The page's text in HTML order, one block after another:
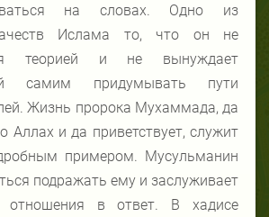
на словах. Одно из
Ислама то, что он не
теорией и не вынуждает
самим придумывать пути
Жизнь пророка Мухаммада, да
Аллах и да приветствует, служит
примером. Мусульманин
подражать ему и заслуживает
отношения в ответ. В хадисе